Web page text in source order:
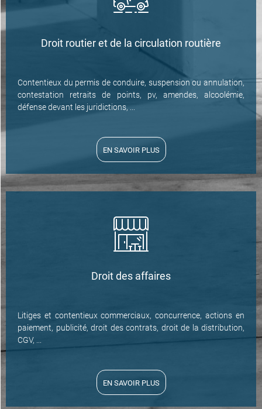
Droit routier et de la circulation routière
Contentieux du permis de conduire, suspension ou annulation,
contestation retraits de points, pv, amendes, alcoolémie,
défense devant les juridictions, ...
EN SAVOIR PLUS
Droit des affaires
Litiges et contentieux commerciaux, concurrence, actions en
paiement, publicité, droit des contrats, droit de la distribution,
CGV, ...
EN SAVOIR PLUS